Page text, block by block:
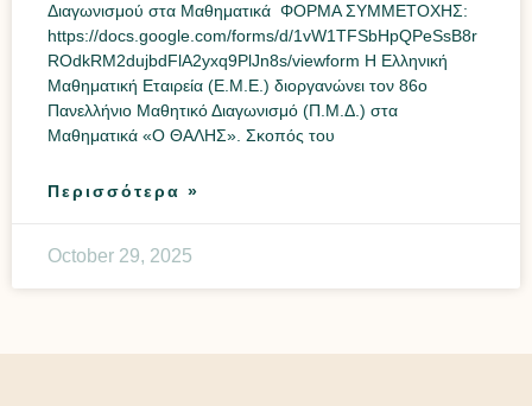
Διαγωνισμού στα Μαθηματικά ΦΟΡΜΑ ΣΥΜΜΕΤΟΧΗΣ:
https://docs.google.com/forms/d/1vW1TFSbHpQPeSsB8r
ROdkRM2dujbdFlA2yxq9PlJn8s/viewform Η Ελληνική
Μαθηματική Εταιρεία (Ε.Μ.Ε.) διοργανώνει τον 86ο
Πανελλήνιο Μαθητικό Διαγωνισμό (Π.Μ.Δ.) στα
Μαθηματικά «Ο ΘΑΛΗΣ». Σκοπός του
Περισσότερα »
October 29, 2025